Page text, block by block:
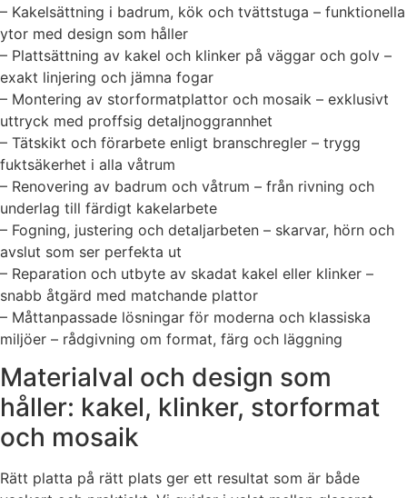
– Kakelsättning i badrum, kök och tvättstuga – funktionella
ytor med design som håller
– Plattsättning av kakel och klinker på väggar och golv –
exakt linjering och jämna fogar
– Montering av storformatplattor och mosaik – exklusivt
uttryck med proffsig detaljnoggrannhet
– Tätskikt och förarbete enligt branschregler – trygg
fuktsäkerhet i alla våtrum
– Renovering av badrum och våtrum – från rivning och
underlag till färdigt kakelarbete
– Fogning, justering och detaljarbeten – skarvar, hörn och
avslut som ser perfekta ut
– Reparation och utbyte av skadat kakel eller klinker –
snabb åtgärd med matchande plattor
– Måttanpassade lösningar för moderna och klassiska
miljöer – rådgivning om format, färg och läggning
Materialval och design som
håller: kakel, klinker, storformat
och mosaik
Rätt platta på rätt plats ger ett resultat som är både